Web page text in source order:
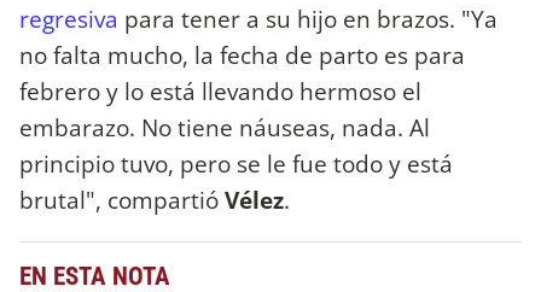
regresiva para tener a su hijo en brazos. "Ya
no falta mucho, la fecha de parto es para
febrero y lo está llevando hermoso el
embarazo. No tiene náuseas, nada. Al
principio tuvo, pero se le fue todo y está
brutal", compartióVélez.
EN ESTA NOTA